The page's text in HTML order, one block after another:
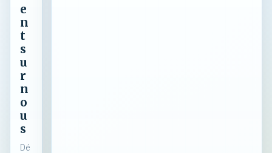
e
n
t
s
u
r
n
o
u
s
Dé